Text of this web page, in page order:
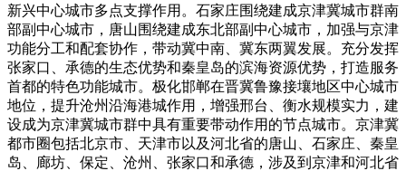
新兴中心城市多点支撑作用。石家庄围绕建成京津冀城市群南
部副中心城市，唐山围绕建成东北部副中心城市，加强与京津
功能分工和配套协作，带动冀中南、冀东两翼发展。充分发挥
张家口、承德的生态优势和秦皇岛的滨海资源优势，打造服务
首都的特色功能城市。极化邯郸在晋冀鲁豫接壤地区中心城市
地位，提升沧州沿海港城作用，增强邢台、衡水规模实力，建
设成为京津冀城市群中具有重要带动作用的节点城市。京津冀
都市圈包括北京市、天津市以及河北省的唐山、石家庄、秦皇
岛、廊坊、保定、沧州、张家口和承德，涉及到京津和河北省